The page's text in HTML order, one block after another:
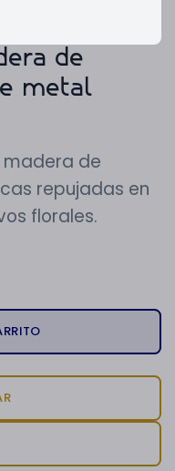
de
metal
de
repujadas en
florales.